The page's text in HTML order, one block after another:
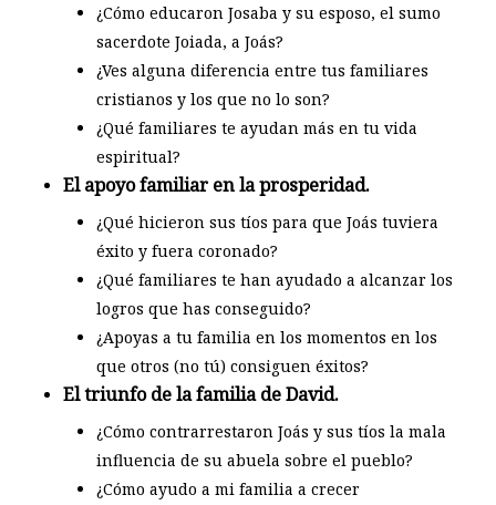
¿Cómo educaron Josaba y su esposo, el sumo
sacerdote Joiada, a Joás?
¿Ves alguna diferencia entre tus familiares
cristianos y los que no lo son?
¿Qué familiares te ayudan más en tu vida
espiritual?
El apoyo familiar en la prosperidad.
¿Qué hicieron sus tíos para que Joás tuviera
éxito y fuera coronado?
¿Qué familiares te han ayudado a alcanzar los
logros que has conseguido?
¿Apoyas a tu familia en los momentos en los
que otros (no tú) consiguen éxitos?
El triunfo de la familia de David.
¿Cómo contrarrestaron Joás y sus tíos la mala
influencia de su abuela sobre el pueblo?
¿Cómo ayudo a mi familia a crecer